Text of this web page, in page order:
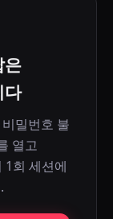
은
밀번호 불
열고
회 세션에